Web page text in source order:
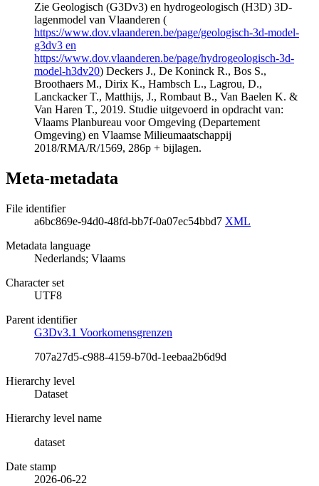
Zie Geologisch (G3Dv3) en hydrogeologisch (H3D) 3D-
lagenmodel van Vlaanderen (
https://www.dov.vlaanderen.be/page/geologisch-3d-model-
g3dv3 en
https://www.dov.vlaanderen.be/page/hydrogeologisch-3d-
model-h3dv20) Deckers J., De Koninck R., Bos S.,
Broothaers M., Dirix K., Hambsch L., Lagrou, D.,
Lanckacker T., Matthijs, J., Rombaut B., Van Baelen K. &
Van Haren T., 2019. Studie uitgevoerd in opdracht van:
Vlaams Planbureau voor Omgeving (Departement
Omgeving) en Vlaamse Milieumaatschappij
2018/RMA/R/1569, 286p + bijlagen.
Meta-metadata
File identifier
a6bc869e-94d0-48fd-bb7f-0a07ec54bbd7 XML
Metadata language
Nederlands; Vlaams
Character set
UTF8
Parent identifier
G3Dv3.1 Voorkomensgrenzen
707a27d5-c988-4159-b70d-1eebaa2b6d9d
Hierarchy level
Dataset
Hierarchy level name
dataset
Date stamp
2026-06-22